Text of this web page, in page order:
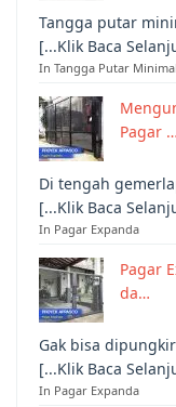
Tangga putar
[...Klik Baca
In Tangga Putar
Pagar …
Di tengah
[...Klik Baca
In Pagar Expanda
Pagar
da…
Gak bisa
[...Klik Baca
In Pagar Expanda